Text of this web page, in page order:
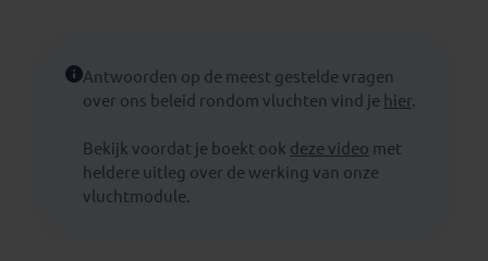
Antwoorden op de meest gestelde vragen
over ons beleid rondom vluchten vind je hier.
Bekijk voordat je boekt ook deze video met
heldere uitleg over de werking van onze
vluchtmodule.